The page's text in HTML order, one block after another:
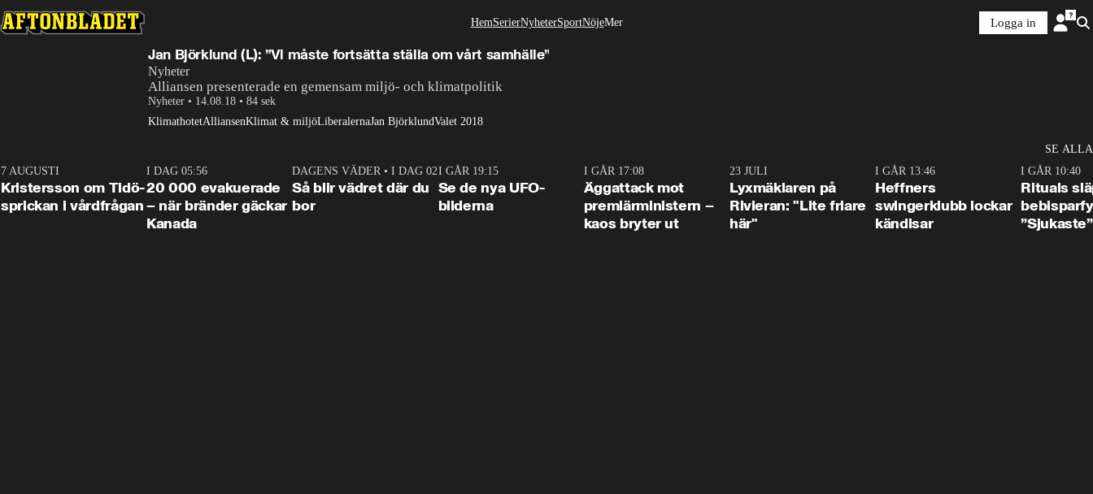
HemSerierNyheterSportNöjeMer Logga in
Jan Björklund (L): ”Vi måste fortsätta ställa om vårt samhälle”
Nyheter
Alliansen presenterade en gemensam miljö- och klimatpolitik
Nyheter • 14.08.18 • 84 sek
KlimathotetAlliansenKlimat & miljöLiberalernaJan BjörklundValet 2018
SE ALLA
0:42
7 AUGUSTI
Kristersson om Tidö-
sprickan i vårdfrågan
0:38
I DAG 05:56
20 000 evakuerade
– när bränder gäckar
Kanada
1:06
DAGENS VÄDER •I DAG 02:30
Så blir vädret där du
bor
I GÅR 19:15
Se de nya UFO-
bilderna
I GÅR 17:08
Äggattack mot
premiärministern –
kaos bryter ut
2:02
23 JULI
Lyxmäklaren på
Rivieran: "Lite friare
här"
0:55
I GÅR 13:46
Heffners
swingerklubb lockar
kändisar
I GÅR 10:40
Rituals
”Sjukaste”